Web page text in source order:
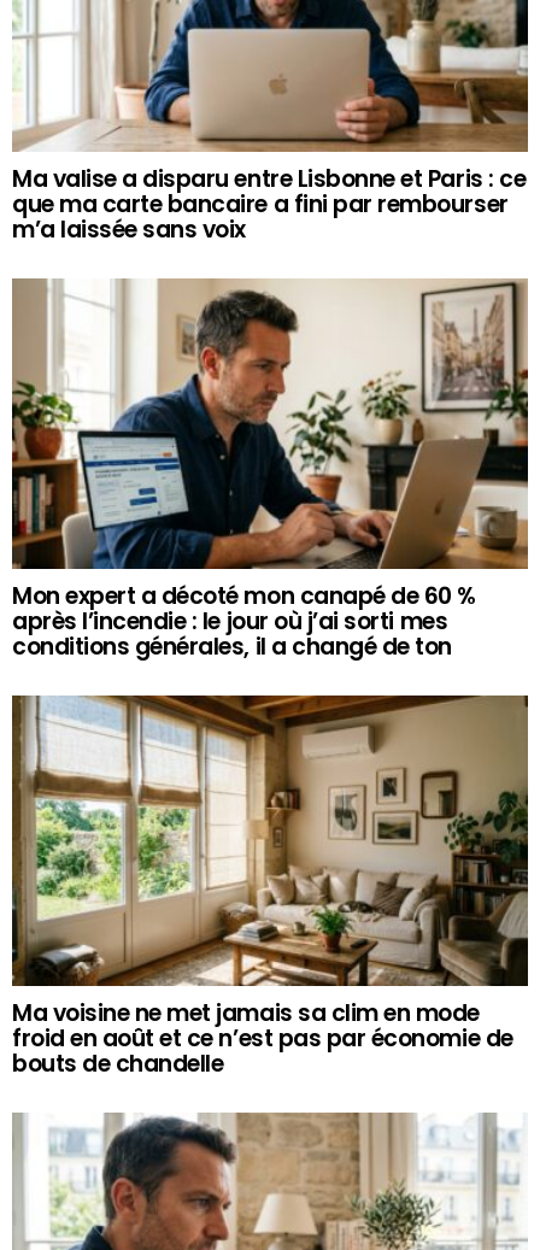
Ma valise a disparu entre Lisbonne et Paris : ce
que ma carte bancaire a fini par rembourser
m’a laissée sans voix
Mon expert a décoté mon canapé de 60 %
après l’incendie : le jour où j’ai sorti mes
conditions générales, il a changé de ton
Ma voisine ne met jamais sa clim en mode
froid en août et ce n’est pas par économie de
bouts de chandelle